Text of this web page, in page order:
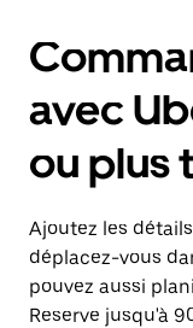
avec
ou plus
Ajoutez les
déplacez-vous
pouvez aussi
Reserve jusqu'à